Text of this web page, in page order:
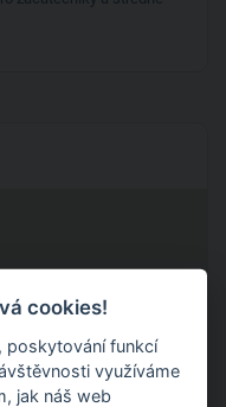
cookies!
poskytování funkcí
využíváme
jak náš web